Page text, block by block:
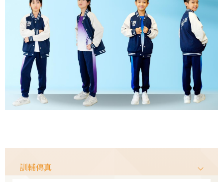
navigation
訓輔傳真